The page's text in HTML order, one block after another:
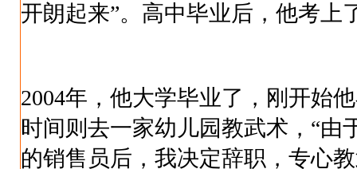
开朗起来”。高中毕业后，他考上
2004年，他大学毕业了，刚开始
时间则去一家幼儿园教武术，“由
的销售员后，我决定辞职，专心